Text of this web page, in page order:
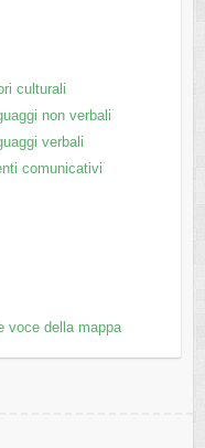
culturali
non verbali
verbali
comunicativi
voce della mappa